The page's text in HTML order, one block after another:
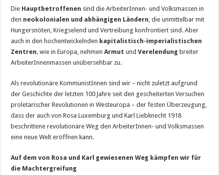
Die Hauptbetroffenen sind die ArbeiterInnen- und Volksmassen in
den neokolonialen und abhängigen Ländern , die unmittelbar mit
Hungersnöten, Kriegselend und Vertreibung konfrontiert sind. Aber
auch in den hochentwickelnden kapitalistisch-imperialistischen
Zentren , wie in Europa, nehmenArmut undVerelendung breiter
ArbeiterInnenmassen unübersehbar zu.
Als revolutionäre KommunistInnen sind wir – nicht zuletzt aufgrund
der Geschichte der letzten 100 Jahre seit den gescheiterten Versuchen
proletarischer Revolutionen in Westeuropa – der festen Überzeugung,
dass der auch von Rosa Luxemburg und Karl Liebknecht 1918
beschrittene revolutionäre Weg den ArbeiterInnen- und Volksmassen
eine neue Welt eröffnen kann.
Auf dem von Rosa und Karl gewiesenen Weg kämpfen wir für
die Machtergreifung